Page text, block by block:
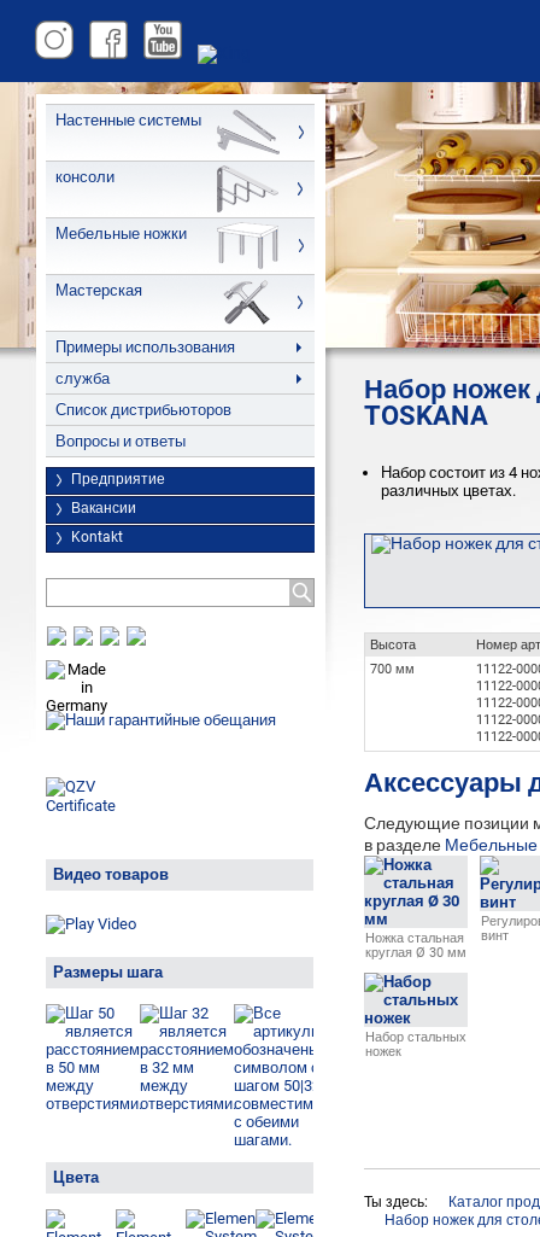
Настенные системы
консоли
Мебельные ножки
Мастерская
Примеры использования
служба
Список дистрибьюторов
Вопросы и ответы
Предприятие
Вакансии
Kontakt
Видео товаров
Размеры шага
Цвета
Набор
TOSKANA
Набор состоит из 4
различных цветах.
Высота
Номер
700 мм
11122-
11122-
11122-
11122-
11122-
Аксессуары
Следующие позиции
в разделе Мебельные
Ножка стальная
круглая Ø 30 мм
винт
Набор стальных
ножек
Ты здесь:
Каталог
Набор ножек для